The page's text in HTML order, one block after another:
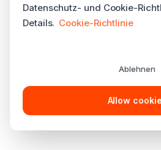
Datenschutz- und Cookie-
Details. Cookie-Richtlinie
Ablehnen
Allow